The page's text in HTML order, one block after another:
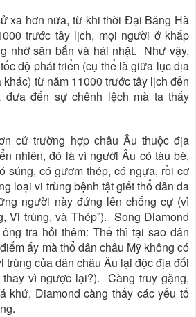
xa hơn nữa, từ khi thời Đại Băng Hà
trước tây lịch, mọi người ở khắp
nhờ săn bắn và hái nhặt. Như vậy,
độ phát triển (cụ thể là giữa lục địa
từ năm 11000 trước tây lịch đến
đưa đến sự chênh lệch mà ta thấy
cử trường hợp châu Âu thuộc địa
nhiên, đó là vì người Âu có tàu bè,
súng, có gươm thép, có ngựa, rồi cơ
loại vi trùng bệnh tật giết thổ dân da
người này đứng lên chống cự (vì
Vi trùng, và Thép”). Song Diamond
tra hỏi thêm: Thế thì tại sao dân
ấy mà thổ dân châu Mỹ không có
trùng của dân châu Âu lại độc địa đối
vì ngược lại?). Càng truy gặng,
khứ, Diamond càng thấy các yếu tố